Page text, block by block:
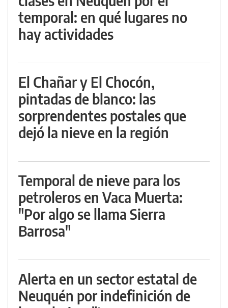
temporal: en qué lugares no
hay actividades
El Chañar y El Chocón,
pintadas de blanco: las
sorprendentes postales que
dejó la nieve en la región
Temporal de nieve para los
petroleros en Vaca Muerta:
"Por algo se llama Sierra
Barrosa"
Alerta en un sector estatal de
Neuquén por indefinición de